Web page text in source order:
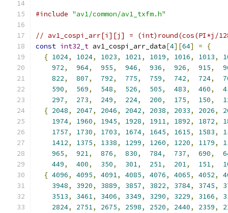
#include "av1/common/av1_txfm.h"
// av1_cospi_arr[i][j] = (int)round(cos(PI*j/
const int32_t av1_cospi_arr_data[4][64] =
{
{ 1024, 1024, 1023, 1021, 1019, 1016, 1013,
972, 964, 955, 946, 936, 926, 915,
822, 807, 792, 775, 759, 742, 724,
590, 569, 548, 526, 505, 483, 460,
297, 273, 249, 224, 200, 175, 150,
{ 2048, 2047, 2046, 2042, 2038, 2033, 2026,
1974, 1960, 1945, 1928, 1911, 1892, 1872,
1757, 1730, 1703, 1674, 1645, 1615, 1583,
1412, 1375, 1338, 1299, 1260, 1220, 1179,
965, 921, 876, 830, 784, 737, 690,
449, 400, 350, 301, 251, 201, 151,
{ 4096, 4095, 4091, 4085, 4076, 4065, 4052,
3948, 3920, 3889, 3857, 3822, 3784, 3745,
3513, 3461, 3406, 3349, 3290, 3229, 3166,
2824, 2751, 2675, 2598, 2520, 2440, 2359,